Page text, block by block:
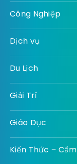
Công Nghiệp
Dịch vụ
Du Lịch
Giải Trí
Giáo Dục
Kiến Thức –